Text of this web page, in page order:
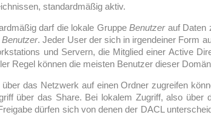
standardmäßig aktiv.
darf die lokale GruppeBenutzerauf Daten
. Jeder User der sich in irgendeiner Form
und Servern, die Mitglied einer Active
Regel können die meisten Benutzer dieser
das Netzwerk auf einen Ordner zugreifen
über das Share. Bei lokalem Zugriff, also
dürfen sich von denen der DACL